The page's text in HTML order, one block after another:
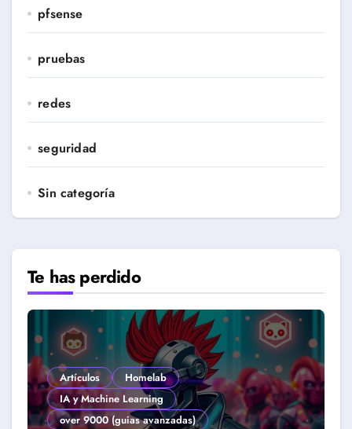
pfsense
pruebas
redes
seguridad
Sin categoría
Te has perdido
Artículos
Homelab
IA y Machine Learning
over 9000 (guias avanzadas)